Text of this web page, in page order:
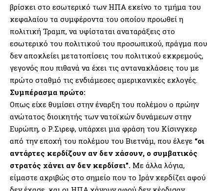
βρίσκει στο εσωτερικό των ΗΠΑ εκείνο το τμήμα του
κεφαλαίου τα συμφέροντα του οποίου προωθεί η
πολιτική Τραμπ, να υφίσταται αναταράξεις στο
εσωτερικό του πολιτικού του προσωπικού, πράγμα που
δεν αποκλείει μετατοπίσεις του πολιτικού εκκρεμούς,
γεγονός που πιθανά να έχει τις αντανακλάσεις του με
πρώτο σταθμό τις ενδιάμεσες αμερικανικές εκλογές.
Συμπέρασμα πρώτο:
Οπως είχε θυμίσει στην έναρξη του πολέμου ο πρώην
ανώτατος διοικητής των νατοϊκών δυνάμεων στην
Ευρώπη, ο Ρ.Σιρεφ, υπάρχει μια φράση του Κίσινγκερ
από την εποχή του πολέμου του Βιετνάμ, που έλεγε “οι
αντάρτες κερδίζουν αν δεν χάσουν, ο συμβατικός
στρατός χάνει αν δεν κερδίσει”. Με άλλα λόγια,
είμαστε ακριβώς στο σημείο που το Ιράν κερδίζει αφού